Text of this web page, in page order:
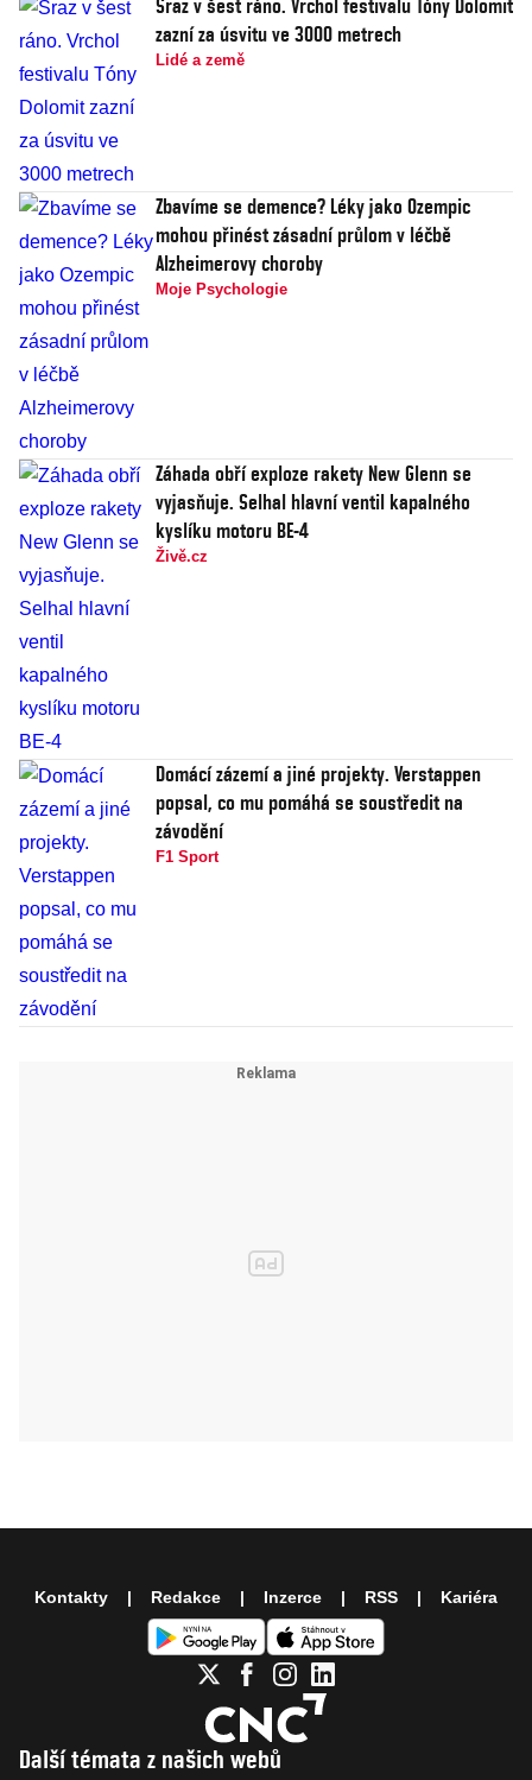
Sraz v šest ráno. Vrchol festivalu Tóny Dolomit
zazní za úsvitu ve 3000 metrech
Lidé a země
Zbavíme se demence? Léky jako Ozempic
mohou přinést zásadní průlom v léčbě
Alzheimerovy choroby
Moje Psychologie
Záhada obří exploze rakety New Glenn se
vyjasňuje. Selhal hlavní ventil kapalného
kyslíku motoru BE-4
Živě.cz
Domácí zázemí a jiné projekty. Verstappen
popsal, co mu pomáhá se soustředit na
závodění
F1 Sport
Další témata z našich webů
Kontakty Redakce Inzerce RSS Kariéra